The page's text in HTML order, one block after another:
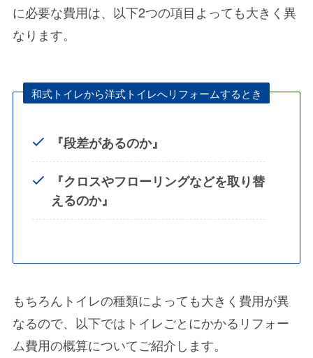
に必要な費用は、以下2つの項目よっても大きく異
なります。
和式トイレから洋式トイレへリフォームするとき
『段差があるのか』
『クロスやフローリングなどを取り替
えるのか』
もちろん トイレの種類によっても大きく費用が異
なるので、以下ではトイレごとにかかるリフォー
ム費用の概算についてご紹介します。